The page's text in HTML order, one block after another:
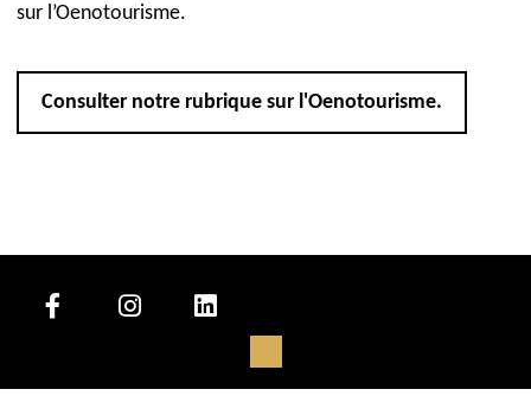
sur l’Oenotourisme.
Consulter notre rubrique sur l'Oenotourisme.